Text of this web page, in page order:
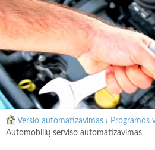
Verslo automatizavimas › Programos
Automobilių serviso automatizavimas